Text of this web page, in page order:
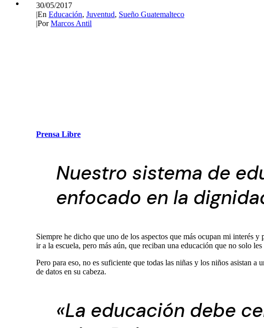
30/05/2017
|En Educación, Juventud, Sueño Guatemalteco
|PorMarcos Antil
Prensa Libre
Nuestro sistema de
enfocado en la
Siempre he dicho que uno de los aspectos que más ocupan mi interés
ir a la escuela, pero más aún, que reciban una educación que no solo
Pero para eso, no es suficiente que todas las niñas y los niños asistan
de datos en su cabeza.
«La educación debe